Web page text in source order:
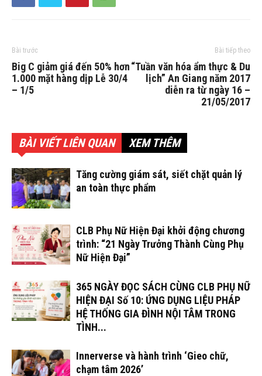
Bài trước
Big C giảm giá đến 50% hơn
1.000 mặt hàng dịp Lễ 30/4
– 1/5
Bài tiếp theo
“Tuần văn hóa ẩm thực & Du
lịch” An Giang năm 2017
diễn ra từ ngày 16 –
21/05/2017
BÀI VIẾT LIÊN QUAN XEM THÊM
Tăng cường giám sát, siết chặt quản lý
an toàn thực phẩm
CLB Phụ Nữ Hiện Đại khởi động chương
trình: “21 Ngày Trưởng Thành Cùng Phụ
Nữ Hiện Đại”
365 NGÀY ĐỌC SÁCH CÙNG CLB PHỤ NỮ
HIỆN ĐẠI Số 10: ỨNG DỤNG LIỆU PHÁP
HỆ THỐNG GIA ĐÌNH NỘI TÂM TRONG
TÌNH...
Innerverse và hành trình ‘Gieo chữ,
chạm tâm 2026’